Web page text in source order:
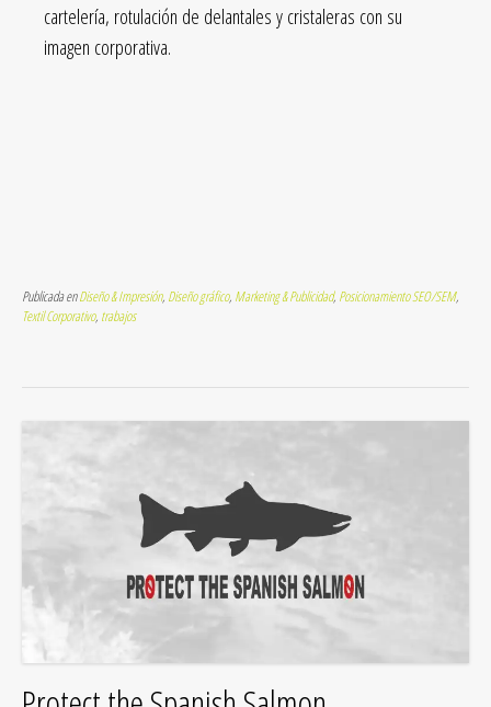
cartelería, rotulación de delantales y cristaleras con su
imagen corporativa.
Publicada enDiseño & Impresión, Diseño gráfico, Marketing & Publicidad, Posicionamiento SEO/SEM,
Textil Corporativo, trabajos